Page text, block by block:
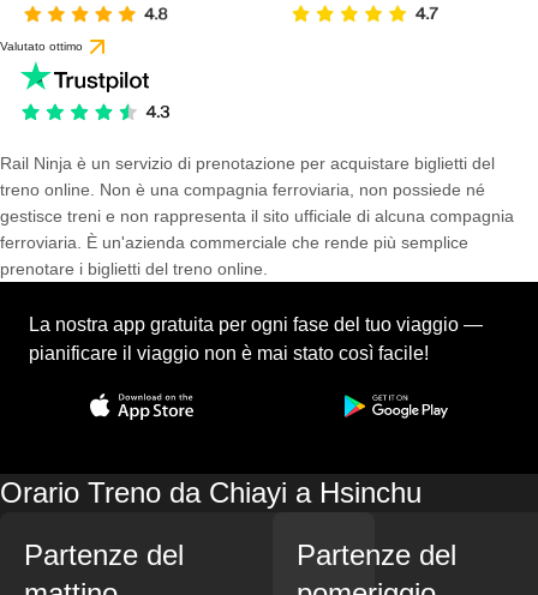
Valutato ottimo
Rail Ninja è un servizio di prenotazione per acquistare biglietti del
treno online. Non è una compagnia ferroviaria, non possiede né
gestisce treni e non rappresenta il sito ufficiale di alcuna compagnia
ferroviaria. È un'azienda commerciale che rende più semplice
prenotare i biglietti del treno online.
La nostra app gratuita per ogni fase del tuo viaggio —
pianificare il viaggio non è mai stato così facile!
Orario Treno da Chiayi a Hsinchu
Partenze del
Partenze del